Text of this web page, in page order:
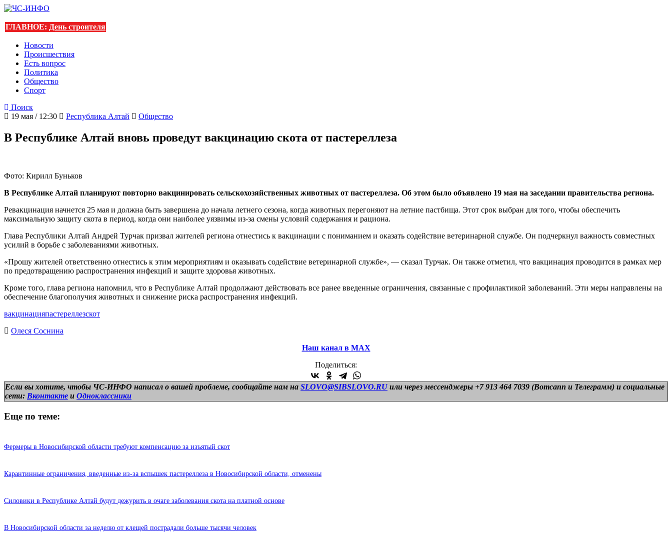
ГЛАВНОЕ: День строителя
Новости
Происшествия
Есть вопрос
Политика
Общество
Спорт
Поиск
19 мая / 12:30
Республика Алтай Общество
В Республике Алтай вновь проведут вакцинацию скота от пастереллеза
Фото: Кирилл Буньков
В Республике Алтай планируют повторно вакцинировать сельскохозяйственных животных от пастереллеза. Об этом было объявлено 19 мая на заседании правительства региона.
Ревакцинация начнется 25 мая и должна быть завершена до начала летнего сезона, когда животных перегоняют на летние пастбища. Этот срок выбран для того, чтобы обеспечить
максимальную защиту скота в период, когда они наиболее уязвимы из-за смены условий содержания и рациона.
Глава Республики Алтай Андрей Турчак призвал жителей региона отнестись к вакцинации с пониманием и оказать содействие ветеринарной службе. Он подчеркнул важность совместных
усилий в борьбе с заболеваниями животных.
«Прошу жителей ответственно отнестись к этим мероприятиям и оказывать содействие ветеринарной службе», — сказал Турчак. Он также отметил, что вакцинация проводится в рамках мер
по предотвращению распространения инфекций и защите здоровья животных.
Кроме того, глава региона напомнил, что в Республике Алтай продолжают действовать все ранее введенные ограничения, связанные с профилактикой заболеваний. Эти меры направлены на
обеспечение благополучия животных и снижение риска распространения инфекций.
вакцинацияпастереллезскот
Олеся Соснина
Наш канал в МАХ
Поделиться:
Если вы хотите, чтобы ЧС-ИНФО написал о вашей проблеме, сообщайте нам на SLOVO@SIBSLOVO.RU или через мессенджеры +7 913 464 7039 (Вотсапп и Телеграмм) и социальные
сети: Вконтакте и Одноклассники
Еще по теме:
Фермеры в Новосибирской области требуют компенсацию за изъятый скот
Карантинные ограничения, введенные из-за вспышек пастереллеза в Новосибирской области, отменены
Силовики в Республике Алтай будут дежурить в очаге заболевания скота на платной основе
В Новосибирской области за неделю от клещей пострадали больше тысячи человек